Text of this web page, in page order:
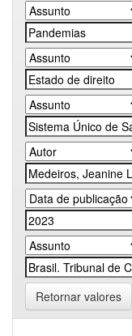
Retornar valores